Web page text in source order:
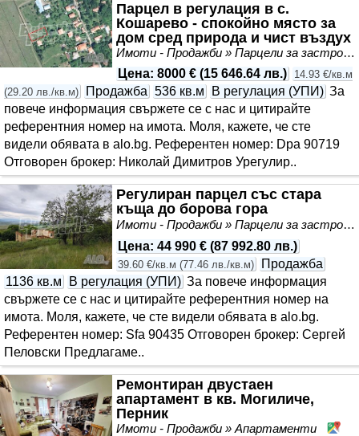
Парцел в регулация в с.
Кошарево - спокойно място за
дом сред природа и чист въздух
Имоти - Продажби » Парцели за застрояване, Инвестиционни проекти
Цена: 8000 € (15 646.64 лв.)
14.93 €/кв.м
(29.20 лв./кв.м) Продажба 536 кв.м В регулация (УПИ) За
повече информация свържете се с нас и цитирайте
референтния номер на имота. Моля, кажете, че сте
видeли обявата в alo.bg. Референтен номер: Dpa 90719
Отговорен брокер: Николай Димитров Урегулир..
Регулиран парцел със стара
къща до борова гора
Имоти - Продажби » Парцели за застрояване, Инвестиционни проекти
Цена: 44 990 € (87 992.80 лв.)
39.60 €/кв.м (77.46 лв./кв.м)
Продажба
1136 кв.м
В регулация (УПИ) За повече информация
свържете се с нас и цитирайте референтния номер на
имота. Моля, кажете, че сте видeли обявата в alo.bg.
Референтен номер: Sfa 90435 Отговорен брокер: Сергей
Пеловски Предлагаме..
Ремонтиран двустаен
апартамент в кв. Могиличе,
Перник
Имоти - Продажби » Апартаменти